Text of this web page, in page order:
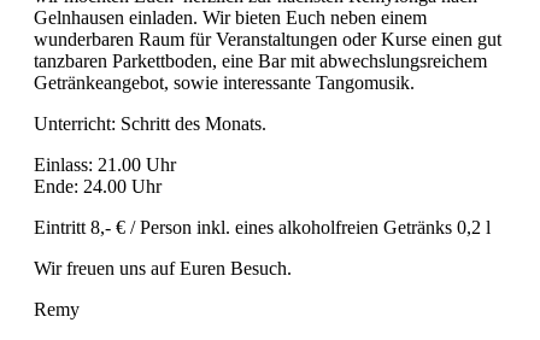
Gelnhausen einladen. Wir bieten Euch neben einem
wunderbaren Raum für Veranstaltungen oder Kurse einen gut
tanzbaren Parkettboden, eine Bar mit abwechslungsreichem
Getränkeangebot, sowie interessante Tangomusik.
Unterricht: Schritt des Monats.
Einlass: 21.00 Uhr
Ende: 24.00 Uhr
Eintritt 8,- € / Person inkl. eines alkoholfreien Getränks 0,2 l
Wir freuen uns auf Euren Besuch.
Remy